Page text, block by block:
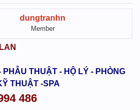
dungtranhn
Member
PHẪU THUẬT - HỘ LÝ - PHÒNG
THUẬT -SPA
486